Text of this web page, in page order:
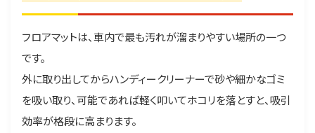
フロアマットは、車内で最も汚れが溜まりやすい場所の一つ
です。
外に取り出してからハンディークリーナーで砂や細かなゴミ
を吸い取り、可能であれば軽く叩いてホコリを落とすと、吸引
効率が格段に高まります。